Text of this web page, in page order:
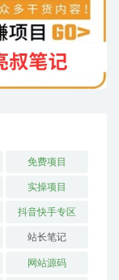
免费项目
实操项目
抖音快手专区
站长笔记
网站源码